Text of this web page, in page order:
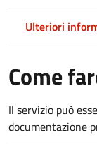
Ulteriori
Come
Il servizio può
documentazione